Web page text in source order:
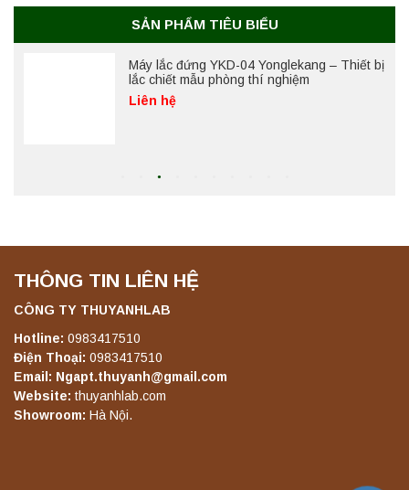
SẢN PHẨM TIÊU BIỂU
Liên hệ
Máy lắc đứng YKD-04 Yonglekang – Thiết bị
lắc chiết mẫu phòng thí nghiệm
Liên hệ
Máy lắc đứng YKD-08 Yonglekang – Thiết bị
lắc chiết mẫu phòng thí nghiệm
Liên hệ
Máy lắc đứng YKD-10 Yonglekang – Thiết bị
lắc chiết mẫu phòng thí nghiệm
Liên hệ
THÔNG TIN LIÊN HỆ
CÔNG TY THUYANHLAB
Hotline: 0983417510
Điện Thoại: 0983417510
Email: Ngapt.thuyanh@gmail.com
Website: thuyanhlab.com
Showroom: Hà Nội.